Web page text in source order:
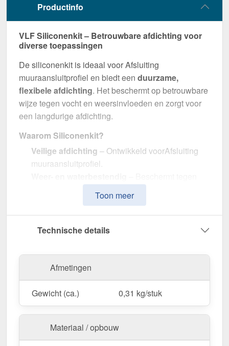
Productinfo
VLF Siliconenkit – Betrouwbare afdichting voor
diverse toepassingen
De siliconenkit is ideaal voor Afsluiting
muuraansluitprofiel en biedt een duurzame,
flexibele afdichting. Het beschermt op betrouwbare
wijze tegen vocht en weersinvloeden en zorgt voor
een langdurige afdichting.
Waarom Siliconenkit?
Veilige afdichting – Ontwikkeld voorAfsluiting
muuraansluitprofiel.
Gemakkelijk te gebruiken– Gemakkelijk aan te
brengen & glad.
Praktisch formaat– 310 ml voor efficiënte
Onopvallend uiterlijk– In Wit voor discrete
integratie.
Elastisch & duurzaam– Gemaakt van hoge
kwaliteitSilicone.
Bestel nu Siliconenkit – Voor een duurzame &
veilige afdichting!
Toon meer
Technische details
Afmetingen
Gewicht (ca.) 0,31 kg/stuk
Materiaal / opbouw